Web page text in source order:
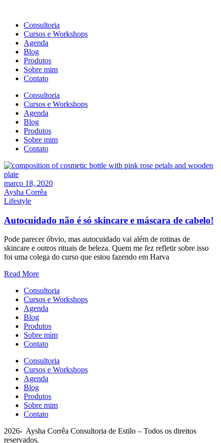
Consultoria
Cursos e Workshops
Agenda
Blog
Produtos
Sobre mim
Contato
Consultoria
Cursos e Workshops
Agenda
Blog
Produtos
Sobre mim
Contato
março 18, 2020
Aysha Corrêa
Lifestyle
Autocuidado não é só skincare e máscara de cabelo!
Pode parecer óbvio, mas autocuidado vai além de rotinas de
skincare e outros rituais de beleza. Quem me fez refletir sobre isso
foi uma colega do curso que estou fazendo em Harva
Read More
Consultoria
Cursos e Workshops
Agenda
Blog
Produtos
Sobre mim
Contato
Consultoria
Cursos e Workshops
Agenda
Blog
Produtos
Sobre mim
Contato
2026- Aysha Corrêa Consultoria de Estilo – Todos os direitos
reservados.